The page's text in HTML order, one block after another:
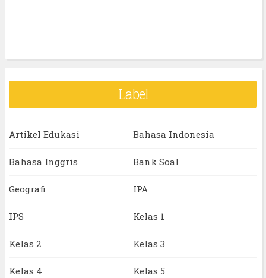
Label
Artikel Edukasi Bahasa Indonesia
Bahasa Inggris Bank Soal
Geografi IPA
IPS Kelas 1
Kelas 2 Kelas 3
Kelas 4 Kelas 5